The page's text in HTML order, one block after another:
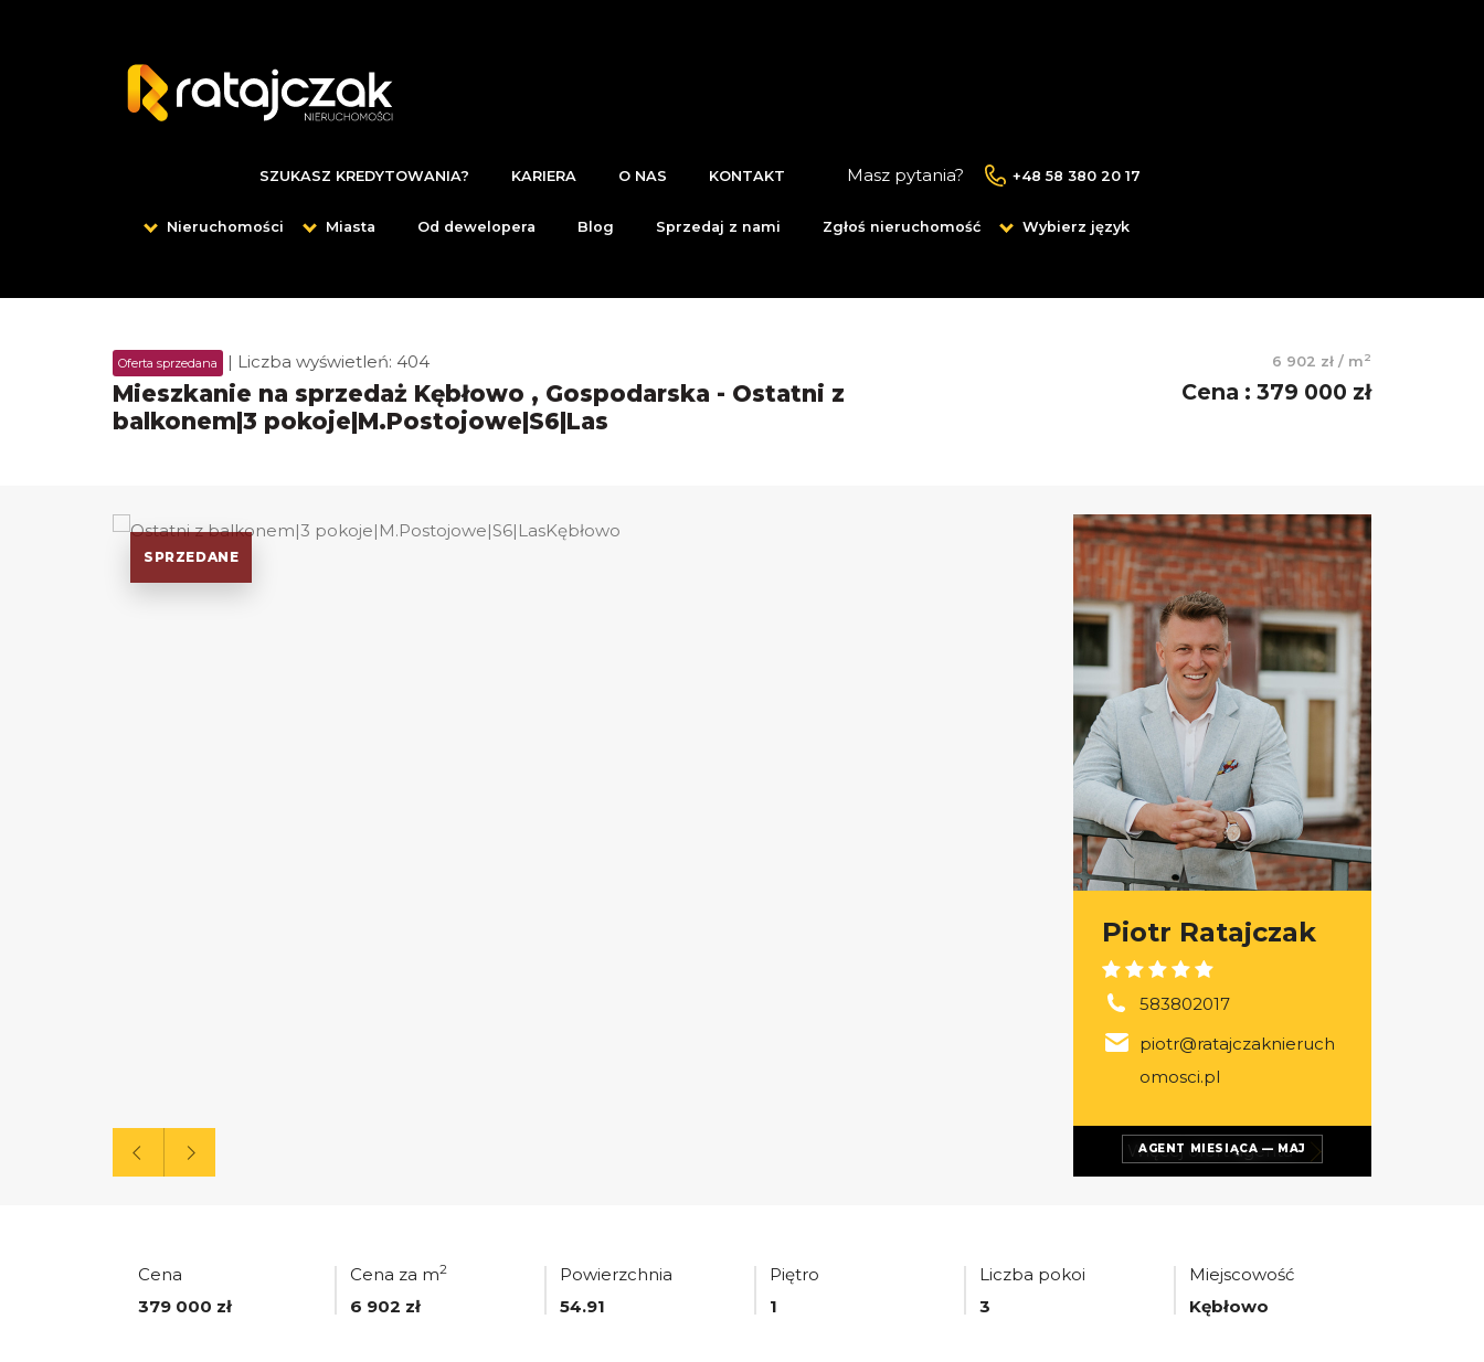
Masz pytania? +48 58 380 20 17
SZUKASZ KREDYTOWANIA? KARIERA O NAS KONTAKT
Nieruchomości Miasta Od dewelopera Blog Sprzedaj z nami Zgłoś nieruchomość Wybierz język
Oferta sprzedana | Liczba wyświetleń: 404
Mieszkanie na sprzedaż Kębłowo , Gospodarska - Ostatni z
balkonem|3 pokoje|M.Postojowe|S6|Las
6 902 zł / m2
Cena : 379 000 zł
SPRZEDANE
AGENT MIESIĄCA — MAJ
Piotr Ratajczak
583802017
piotr@ratajczaknieruch
omosci.pl
Więcej ofertagenta
Cena
379 000 zł
Cena za m2
6 902 zł
Powierzchnia
54.91
Piętro
1
Liczba pokoi
3
Miejscowość
Kębłowo